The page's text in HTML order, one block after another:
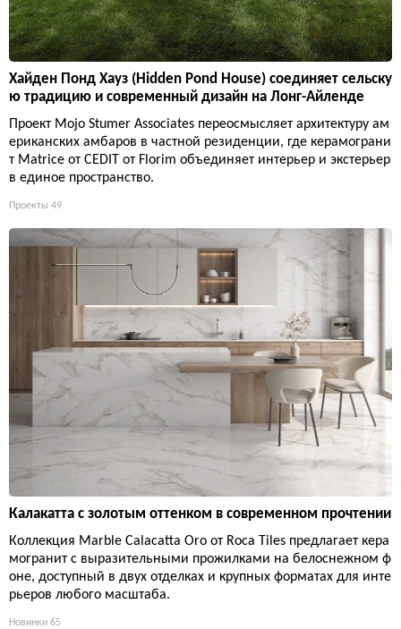
Хайден Понд Хауз (Hidden Pond House) соединяет сельску
ю традицию и современный дизайн на Лонг-Айленде
Проект Mojo Stumer Associates переосмысляет архитектуру ам
ериканских амбаров в частной резиденции, где керамограни
т Matrice от CEDIT от Florim объединяет интерьер и экстерьер
в единое пространство.
Проекты 49
Калакатта с золотым оттенком в современном прочтении
Коллекция Marble Calacatta Oro от Roca Tiles предлагает кера
могранит с выразительными прожилками на белоснежном ф
оне, доступный в двух отделках и крупных форматах для инте
рьеров любого масштаба.
Новинки 65